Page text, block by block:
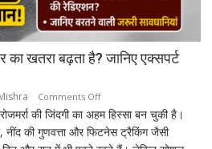
का खतरा बढ़ता है? जानिए एक्सपर्ट
Comments Offon
क्या
स्मार्टवॉच
की जिंदगी का अहम हिस्सा बन चुकी है।
नींद की गुणवत्ता और फिटनेस ट्रैकिंग जैसी